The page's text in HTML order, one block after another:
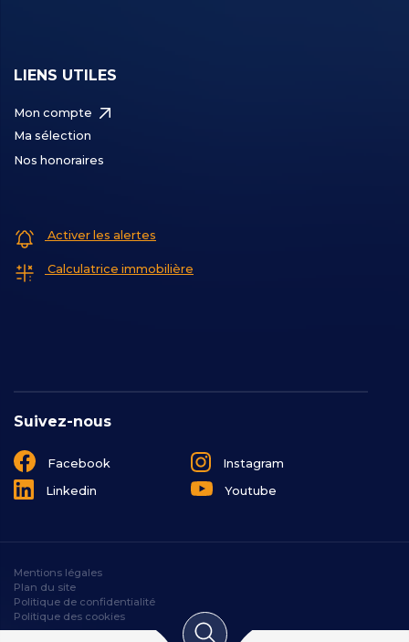
Suivez-nous
Facebook
Instagram
Linkedin
Youtube
LIENS UTILES
Mon compte
Ma sélection
Nos honoraires
Activer les alertes
Calculatrice immobilière
Mentions légales
Plan du site
Politique de confidentialité
Politique des cookies